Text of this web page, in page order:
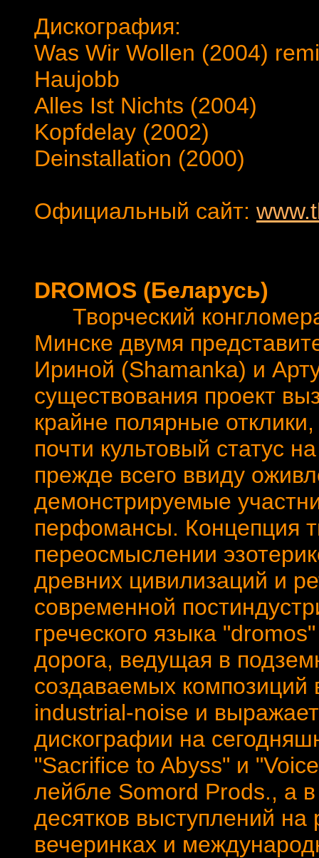
Дискография:
Was Wir Wollen (2004)
Haujobb
Alles Ist Nichts (2004)
Kopfdelay (2002)
Deinstallation (2000)
Официальный сайт:
DROMOS (Беларусь)
Творческий
Минске двумя
Ириной (Shamanka) и
существования проект
крайне полярные
почти культовый статус
прежде всего ввиду
демонстрируемые
перфомансы. Концепция
переосмыслении
древних цивилизаций и
современной
греческого языка
дорога, ведущая в
создаваемых композиций
industrial-noise и
дискографии на
"Sacrifice to Abyss" и
лейбле Somord Prods., а
десятков выступлений
вечеринках и